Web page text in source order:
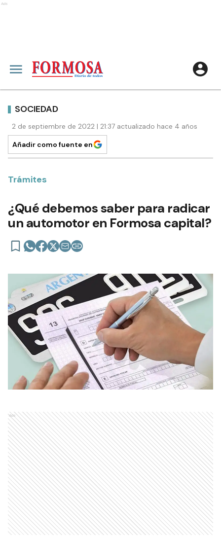
Ads
SOCIEDAD
2 de septiembre de 2022 | 21:37 actualizado hace 4 años
Añadir como fuente en
Trámites
¿Qué debemos saber para radicar
un automotor en Formosa capital?
Ads